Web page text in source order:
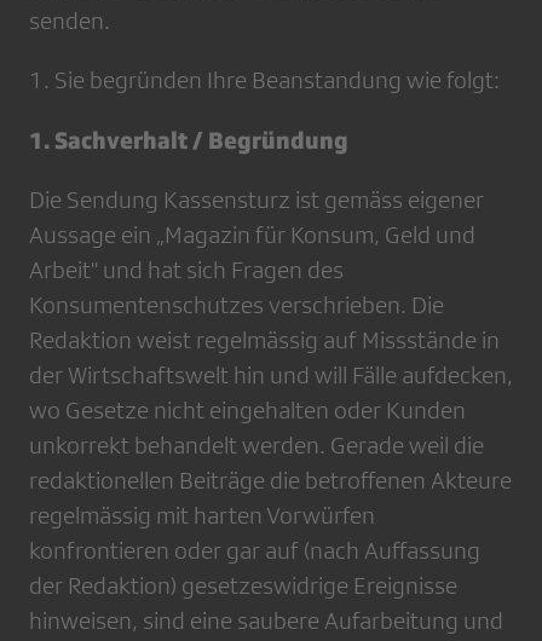
senden.
1. Sie begründen Ihre Beanstandung wie folgt:
1. Sachverhalt / Begründung
Die Sendung Kassensturz ist gemäss eigener
Aussage ein „Magazin für Konsum, Geld und
Arbeit" und hat sich Fragen des
Konsumentenschutzes verschrieben. Die
Redaktion weist regelmässig auf Missstände in
der Wirtschaftswelt hin und will Fälle aufdecken,
wo Gesetze nicht eingehalten oder Kunden
unkorrekt behandelt werden. Gerade weil die
redaktionellen Beiträge die betroffenen Akteure
regelmässig mit harten Vorwürfen
konfrontieren oder gar auf (nach Auffassung
der Redaktion) gesetzeswidrige Ereignisse
hinweisen, sind eine saubere Aufarbeitung und